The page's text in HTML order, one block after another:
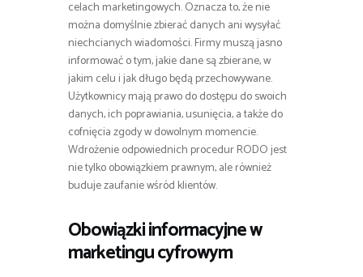
celach marketingowych. Oznacza to, że nie
można domyślnie zbierać danych ani wysyłać
niechcianych wiadomości. Firmy muszą jasno
informować o tym, jakie dane są zbierane, w
jakim celu i jak długo będą przechowywane.
Użytkownicy mają prawo do dostępu do swoich
danych, ich poprawiania, usunięcia, a także do
cofnięcia zgody w dowolnym momencie.
Wdrożenie odpowiednich procedur RODO jest
nie tylko obowiązkiem prawnym, ale również
buduje zaufanie wśród klientów.
Obowiązki informacyjne w
marketingu cyfrowym